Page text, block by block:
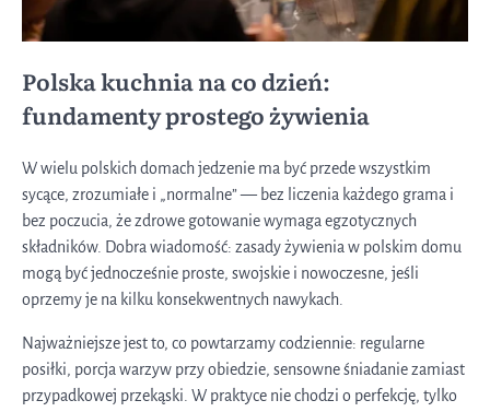
Polska kuchnia na co dzień:
fundamenty prostego żywienia
W wielu polskich domach jedzenie ma być przede wszystkim
sycące, zrozumiałe i „normalne” — bez liczenia każdego grama i
bez poczucia, że zdrowe gotowanie wymaga egzotycznych
składników. Dobra wiadomość: zasady żywienia w polskim domu
mogą być jednocześnie proste, swojskie i nowoczesne, jeśli
oprzemy je na kilku konsekwentnych nawykach.
Najważniejsze jest to, co powtarzamy codziennie: regularne
posiłki, porcja warzyw przy obiedzie, sensowne śniadanie zamiast
przypadkowej przekąski. W praktyce nie chodzi o perfekcję, tylko